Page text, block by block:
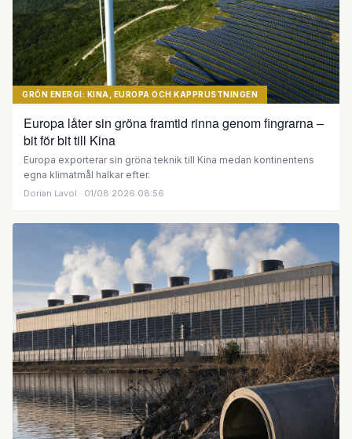
GRÖN ENERGI: KINA, EUROPA OCH KAPPRUSTNINGEN
Europa låter sin gröna framtid rinna genom fingrarna –
bit för bit till Kina
Europa exporterar sin gröna teknik till Kina medan kontinentens
egna klimatmål halkar efter.
Dorian Lavol · 01/08 2026 08:56